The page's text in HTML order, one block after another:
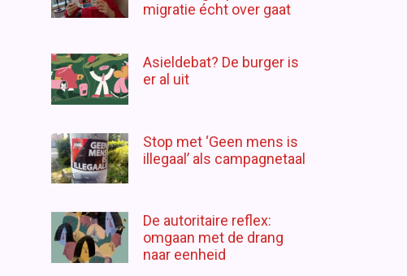
migratie écht over gaat
Asieldebat? De burger is
er al uit
Stop met ‘Geen mens is
illegaal’ als campagnetaal
De autoritaire reflex:
omgaan met de drang
naar eenheid